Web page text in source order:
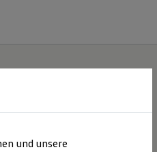
und unsere